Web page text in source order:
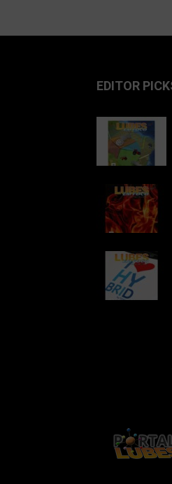
EDITOR